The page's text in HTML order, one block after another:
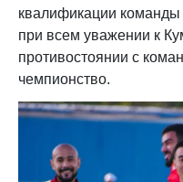
квалификации команды
при всем уважении к
противостоянии с
чемпионство.